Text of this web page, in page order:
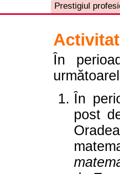
Prestigiul
În
În
post